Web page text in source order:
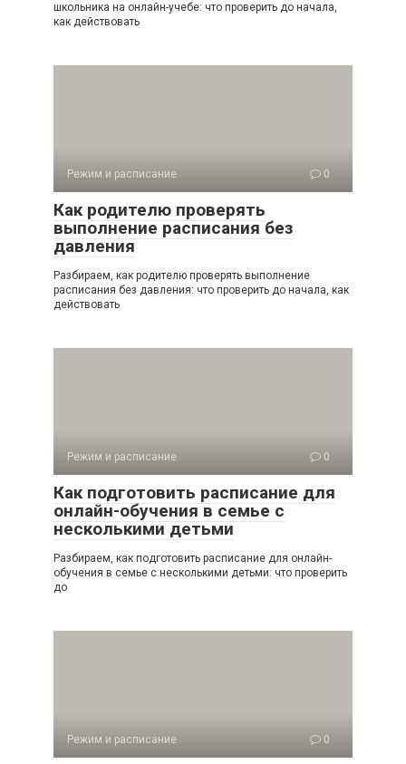
школьника на онлайн-учебе: что проверить до начала,
как действовать
Режим и расписание 0
Как родителю проверять
выполнение расписания без
давления
Разбираем, как родителю проверять выполнение
расписания без давления: что проверить до начала, как
действовать
Режим и расписание 0
Как подготовить расписание для
онлайн-обучения в семье с
несколькими детьми
Разбираем, как подготовить расписание для онлайн-
обучения в семье с несколькими детьми: что проверить
до
Режим и расписание 0